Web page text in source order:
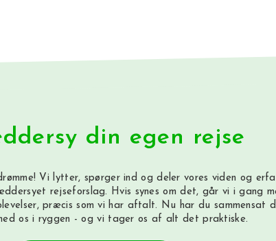
din egen rejse
Vi lytter, spørger ind og deler vores viden og
rejseforslag. Hvis synes om det, går vi i gang
præcis som vi har aftalt. Nu har du sammensat
os i ryggen - og vi tager os af alt det praktiske.